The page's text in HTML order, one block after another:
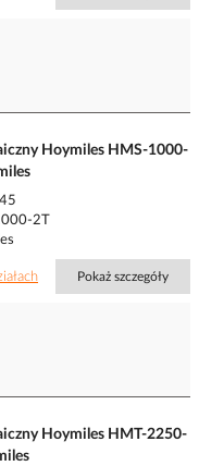
Hoymiles HMS-1000-
2T
Pokaż szczegóły
Hoymiles HMT-2250-